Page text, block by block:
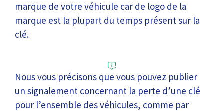
marque de votre véhicule car de logo de la
marque est la plupart du temps présent sur la
clé.
Nous vous précisons que vous pouvez publier
un signalement concernant la perte d’une clé
pour l’ensemble des véhicules, comme par